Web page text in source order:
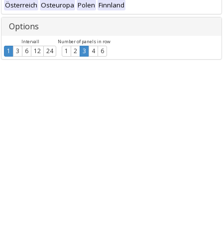
Österreich Osteuropa Polen Finnland
Options
Intervall
1 3 6 12 24
Number of panels in row
1 2 3 4 6